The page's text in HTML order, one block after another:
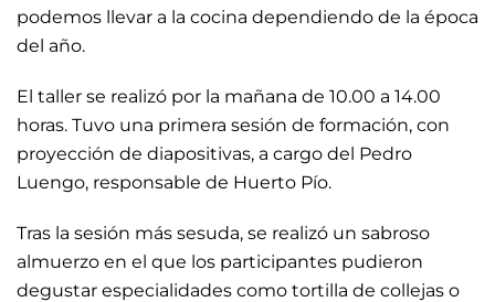
podemos llevar a la cocina dependiendo de la época
del año.
El taller se realizó por la mañana de 10.00 a 14.00
horas. Tuvo una primera sesión de formación, con
proyección de diapositivas, a cargo del Pedro
Luengo, responsable de Huerto Pío.
Tras la sesión más sesuda, se realizó un sabroso
almuerzo en el que los participantes pudieron
degustar especialidades como tortilla de collejas o